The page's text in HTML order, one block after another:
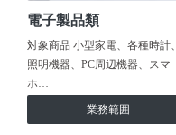
電子製品類
対象商品 小型家電、各種時計、
照明機器、PC周辺機器、スマ
ホ…
業務範囲